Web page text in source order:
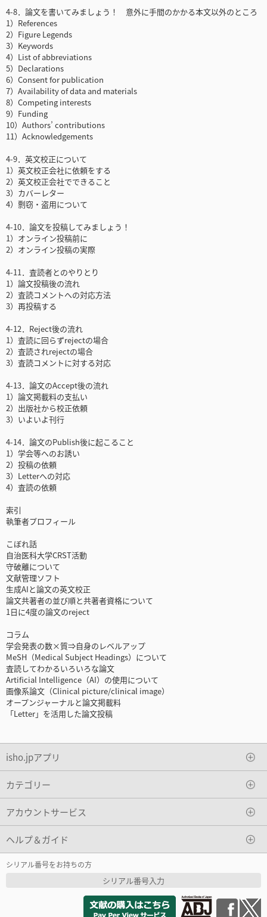
4-8．論文を書いてみましょう！ 意外に手間のかかる本文以外のところ
1）References
2）Figure Legends
3）Keywords
4）List of abbreviations
5）Declarations
6）Consent for publication
7）Availability of data and materials
8）Competing interests
9）Funding
10）Authors’ contributions
11）Acknowledgements
4-9．英文校正について
1）英文校正会社に依頼をする
2）英文校正会社でできること
3）カバーレター
4）剽窃・盗用について
4-10．論文を投稿してみましょう！
1）オンライン投稿前に
2）オンライン投稿の実際
4-11．査読者とのやりとり
1）論文投稿後の流れ
2）査読コメントへの対応方法
3）再投稿する
4-12．Reject後の流れ
1）査読に回らずrejectの場合
2）査読されrejectの場合
3）査読コメントに対する対応
4-13．論文のAccept後の流れ
1）論文掲載料の支払い
2）出版社から校正依頼
3）いよいよ刊行
4-14．論文のPublish後に起こること
1）学会等へのお誘い
2）投稿の依頼
3）Letterへの対応
4）査読の依頼
索引
執筆者プロフィール
こぼれ話
自治医科大学CRST活動
守破離について
文献管理ソフト
生成AIと論文の英文校正
論文共著者の並び順と共著者資格について
1日に4度の論文のreject
コラム
学会発表の数×質⇒自身のレベルアップ
MeSH（Medical Subject Headings）について
査読してわかるいろいろな論文
Artificial Intelligence（AI）の使用について
画像系論文（Clinical picture/clinical image）
オープンジャーナルと論文掲載料
「Letter」を活用した論文投稿
isho.jpアプリ
カテゴリー
アカウントサービス
ヘルプ＆ガイド
シリアル番号をお持ちの方
シリアル番号入力